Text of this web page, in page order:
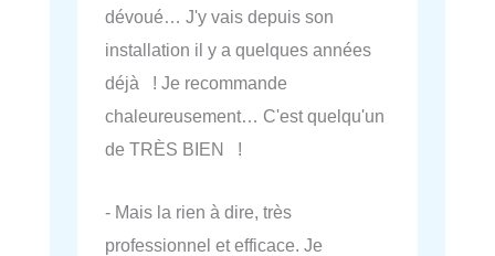
dévoué… J'y vais depuis son
installation il y a quelques années
déjà ! Je recommande
chaleureusement… C'est quelqu'un
de TRÈS BIEN !
- Mais la rien à dire, très
professionnel et efficace. Je